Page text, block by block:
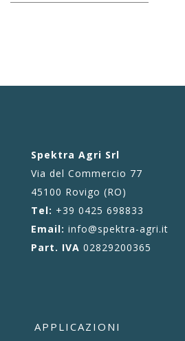
Spektra Agri Srl
Via del Commercio 77
45100 Rovigo (RO)
Tel: +39 0425 698833
Email: info@spektra-agri.it
Part. IVA 02829200365
APPLICAZIONI